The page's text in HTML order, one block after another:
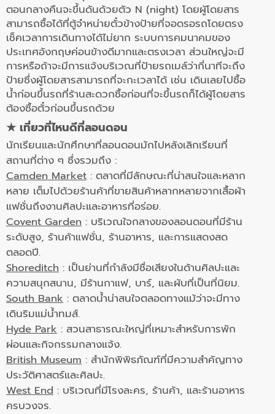
ตอนกลางคืนจะขึ้นดันด้วยตัว N (night) โดยผู้โดยสาร
สามารถซื้อได้ที่ตู้จำหน่ายตั๋วข้างป้ายที่จอดรอรถโดยตรง
เช็คเวลาการเดินทางได้ไม่ยาก ระบบการคมนาคมของ
ประเทศอังกฤษค่อนข้างดีมากและตรงเวลา ส่วนใหญ่จะมี
การหรือถ้าจะมีการแจ้งบริเวณที่ป้ายรถเมล์ว่ากี่นาทีจะถึง
ป้ายซึ่งผู้โดยสารสามารถที่จะกะเวลาได้ เช่น เดินเลยไปซื้อ
น้ำก่อนขึ้นรถที่ร้านสะดวกซื้อก่อนที่จะขึ้นรถก็ได้ผู้โดยสาร
ต้องซื้อตั๋วก่อนขึ้นรถด้วย
★ เที่ยวที่ไหนดีที่ลอนดอน
นักเรียนและนักศึกษาที่ลอนดอนมักไปหลังเลิกเรียนที่
สถานที่ต่าง ๆ ซึ่งรวมถึง :
Camden Market : ตลาดที่มีลักษณะที่น่าสนใจและหลาก
หลาย เต็มไปด้วยร้านค้าที่ขายสินค้าหลากหลายจากเสื้อผ้า
แฟชั่นถึงงานศิลปะและอาหารที่อร่อย.
Covent Garden : บริเวณใจกลางของลอนดอนที่มีร้าน
ระดับสูง, ร้านค้าแฟชั่น, ร้านอาหาร, และการแสดงสด
ตลอดปี.
Shoreditch : เป็นย่านที่กำลังมีชื่อเสียงในด้านศิลปะและ
ความสนุกสนาน, มีร้านกาแฟ, บาร์, และผับที่เป็นที่นิยม.
South Bank : ตลาดน้ำน่าสนใจตลอดทางแม้ว่าจะมีทาง
เดินริมแม่น้ำทมส์.
Hyde Park : สวนสาธารณะใหญ่ที่เหมาะสำหรับการพัก
ผ่อนและกิจกรรมกลางแจ้ง.
British Museum : สำนักพิพิธภัณฑ์ที่มีความสำคัญทาง
ประวัติศาสตร์และศิลปะ.
West End : บริเวณที่มีโรงละคร, ร้านค้า, และร้านอาหาร
ครบวงจร.